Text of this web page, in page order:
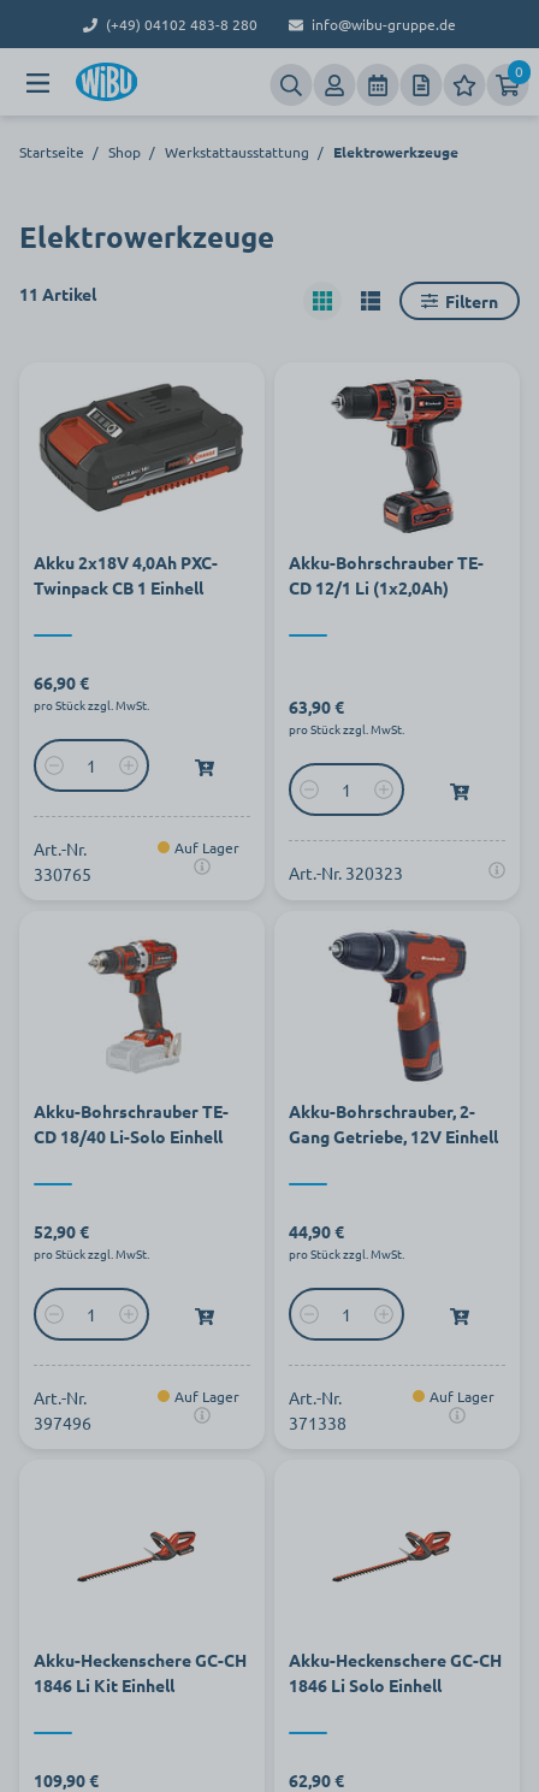
(+49) 04102 483-8 280 info@wibu-gruppe.de
0
Startseite / Shop / Werkstattausstattung / Elektrowerkzeuge
Elektrowerkzeuge
11 Artikel Filtern
Akku 2x18V 4,0Ah PXC-
Twinpack CB 1 Einhell
66,90 €
pro Stück zzgl. MwSt.
Art.-Nr.
330765
Auf Lager
Akku-Bohrschrauber TE-
CD 12/1 Li (1x2,0Ah)
63,90 €
pro Stück zzgl. MwSt.
Art.-Nr. 320323
Akku-Bohrschrauber TE-
CD 18/40 Li-Solo Einhell
52,90 €
pro Stück zzgl. MwSt.
Art.-Nr.
397496
Auf Lager
Akku-Bohrschrauber, 2-
Gang Getriebe, 12V Einhell
44,90 €
pro Stück zzgl. MwSt.
Art.-Nr.
371338
Auf Lager
Akku-Heckenschere GC-CH
1846 Li Kit Einhell
109,90 €
Akku-Heckenschere GC-CH
1846 Li Solo Einhell
62,90 €